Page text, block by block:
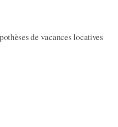
de vacances locatives